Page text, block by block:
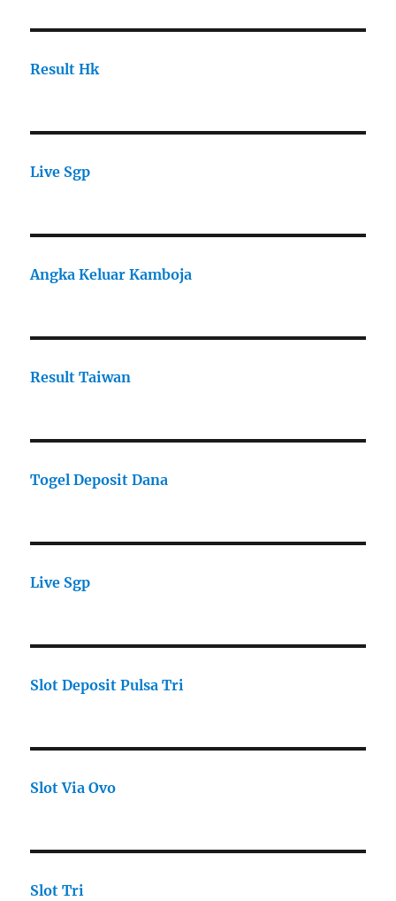
Result Hk
Live Sgp
Angka Keluar Kamboja
Result Taiwan
Togel Deposit Dana
Live Sgp
Slot Deposit Pulsa Tri
Slot Via Ovo
Slot Tri